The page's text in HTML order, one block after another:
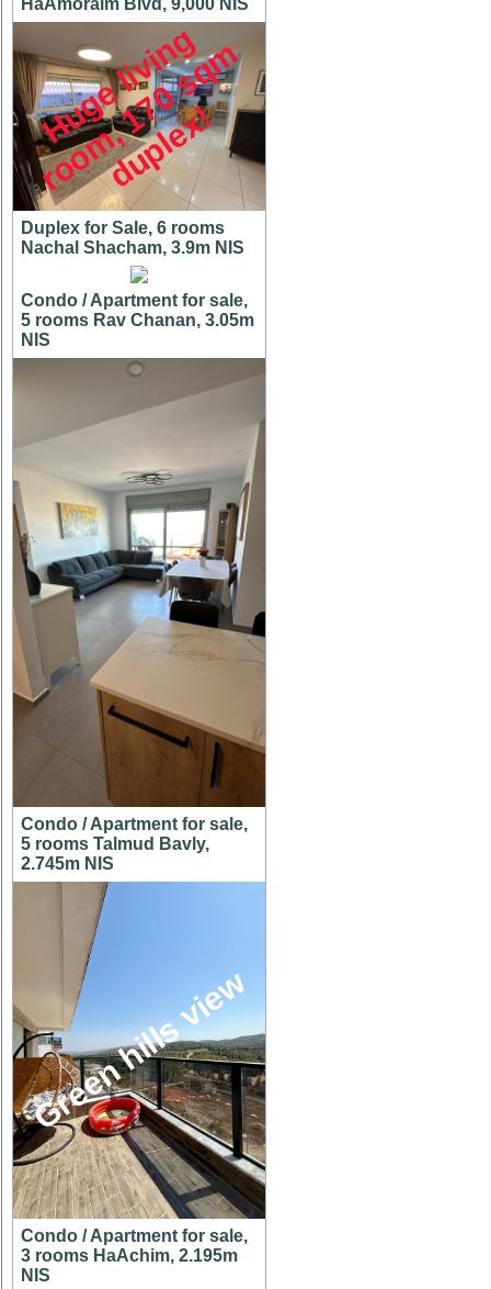
H
u
g
e
l
i
v
i
n
g
r
o
o
m
,
1
7
0
s
q
m
d
u
p
l
e
x
!
Duplex for Sale, 6 rooms
Nachal Shacham, 3.9m NIS
Condo / Apartment for sale,
5 rooms Rav Chanan, 3.05m
NIS
Condo / Apartment for sale,
5 rooms Talmud Bavly,
2.745m NIS
Green hills view
Condo / Apartment for sale,
3 rooms HaAchim, 2.195m
NIS